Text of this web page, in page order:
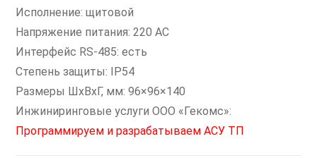
Исполнение: щитовой
Напряжение питания: 220 AC
Интерфейс RS-485: есть
Степень защиты: IP54
Размеры ШxВxГ, мм: 96×96×140
Инжиниринговые услуги ООО «Гекомс»:
Программируем и разрабатываем АСУ ТП